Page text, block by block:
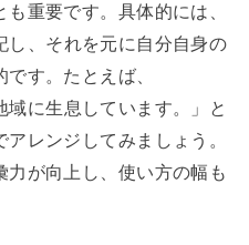
重要です。具体的には、
し、それを元に自分自身の
す。たとえば、
域に生息しています。」と
レンジしてみましょう。
力が向上し、使い方の幅も